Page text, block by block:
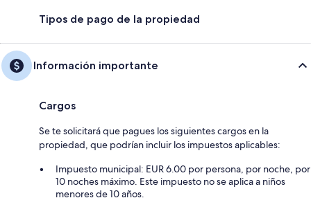
Tipos de pago de la propiedad
Información importante
Cargos
Se te solicitará que pagues los siguientes cargos en la
propiedad, que podrían incluir los impuestos aplicables:
Impuesto municipal: EUR 6.00 por persona, por noche, por
10 noches máximo. Este impuesto no se aplica a niños
menores de 10 años.